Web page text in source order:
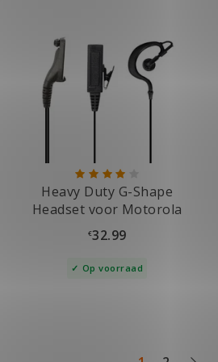
Heavy Duty G-Shape
Headset voor Motorola
DP4400, DP4800
€32.99
Op voorraad